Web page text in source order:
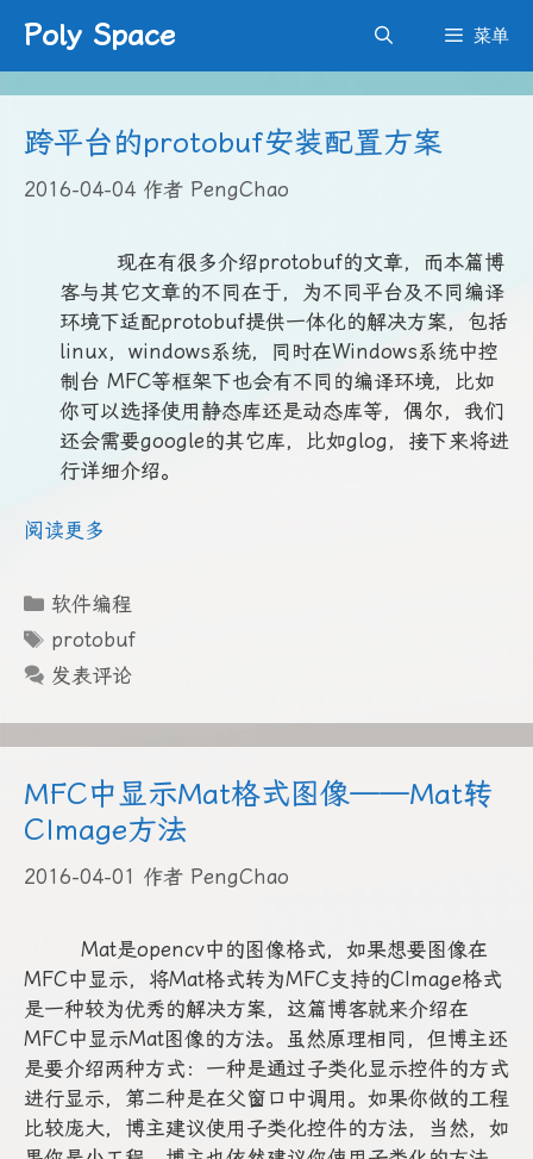
内
容
Poly Space 菜单
跨平台的protobuf安装配置方案
2016-04-04 作者 PengChao
现在有很多介绍protobuf的文章，而本篇博
客与其它文章的不同在于，为不同平台及不同编译
环境下适配protobuf提供一体化的解决方案，包括
linux，windows系统，同时在Windows系统中控
制台 MFC等框架下也会有不同的编译环境，比如
你可以选择使用静态库还是动态库等，偶尔，我们
还会需要google的其它库，比如glog，接下来将进
行详细介绍。
阅读更多
分
软件编程
标
签
protobuf
发表评论
MFC中显示Mat格式图像——Mat转
CImage方法
2016-04-01 作者 PengChao
Mat是opencv中的图像格式，如果想要图像在
MFC中显示，将Mat格式转为MFC支持的CImage格式
是一种较为优秀的解决方案，这篇博客就来介绍在
MFC中显示Mat图像的方法。虽然原理相同，但博主还
是要介绍两种方式：一种是通过子类化显示控件的方式
进行显示，第二种是在父窗口中调用。如果你做的工程
比较庞大，博主建议使用子类化控件的方法，当然，如